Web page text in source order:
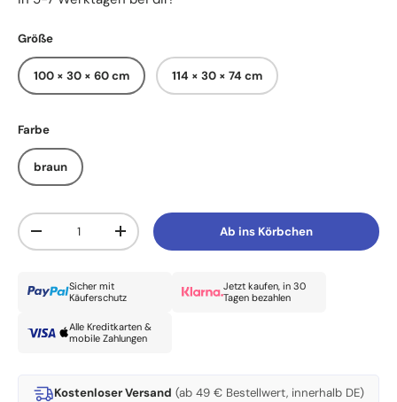
Größe
100 × 30 × 60 cm 114 × 30 × 74 cm
Farbe
braun
Anzahl
Menge verringernMenge erhöhen Ab ins Körbchen
Sicher mit
Käuferschutz
Jetzt kaufen, in 30
Tagen bezahlen
Alle Kreditkarten &
mobile Zahlungen
Kostenloser Versand (ab 49 € Bestellwert, innerhalb DE)